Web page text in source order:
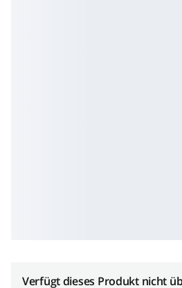
Verfügt dieses Produkt nicht